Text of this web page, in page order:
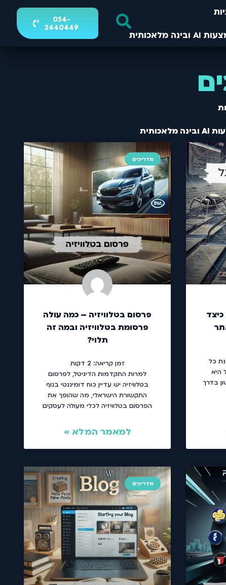
054-
2440449
כל
היא
בדרך
מדריכים
פרסום בטלוויזיה – כמה עולה
פרסומת בטלוויזיה ובמה זה
תלוי?
זמן קריאה: 2 דקות
למרות התקדמות הדיגיטל, לפרסום
בטלוויזיה יש עדיין כוח דומיננטי בנוף
התקשורת הישראלי, מה שהופך את
הפרסום בטלוויזיה לכלי מעולה לעסקים
למאמר המלא »
מדריכים